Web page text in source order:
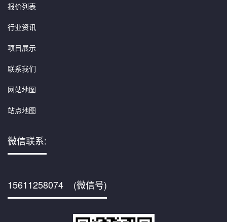
报价列表
行业资讯
项目展示
联系我们
网站地图
站点地图
微信联系:
15611258074 (微信号)